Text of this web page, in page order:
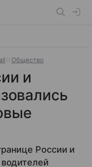
Общество
и
России и
водителей